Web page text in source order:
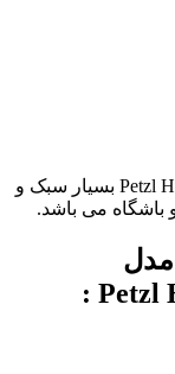
هارنس پتزل مدل هیروندوس Petzl Hirundos Harness بسیار سبک و
می باشد.